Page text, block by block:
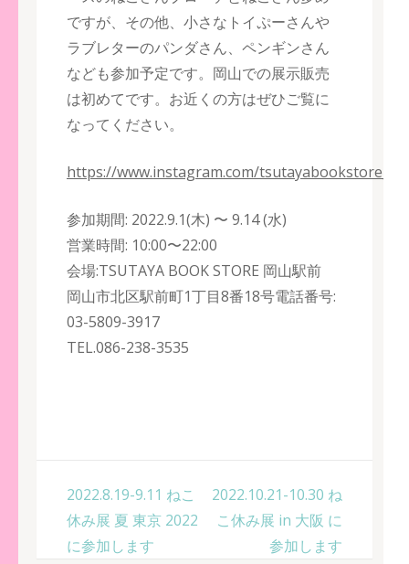
ですが、その他、小さなトイぷーさんや
ラブレターのパンダさん、ペンギンさん
なども参加予定です。岡山での展示販売
は初めてです。お近くの方はぜひご覧に
なってください。
https://www.instagram.com/
参加期間: 2022.9.1(木) 〜 9.14 (水)
営業時間: 10:00〜22:00
会場:TSUTAYA BOOK STORE 岡山駅前
岡山市北区駅前町1丁目8番18号電話番号:
03-5809-3917
TEL.086-238-3535
投
稿
ナ
2022.8.19-9.11 ねこ
休み展 夏 東京 2022
に参加します
2022.10.21-10.30 ね
こ休み展 in 大阪 に
参加します